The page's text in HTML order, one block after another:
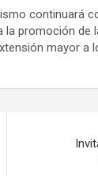
continuará
la promoción
mayor a